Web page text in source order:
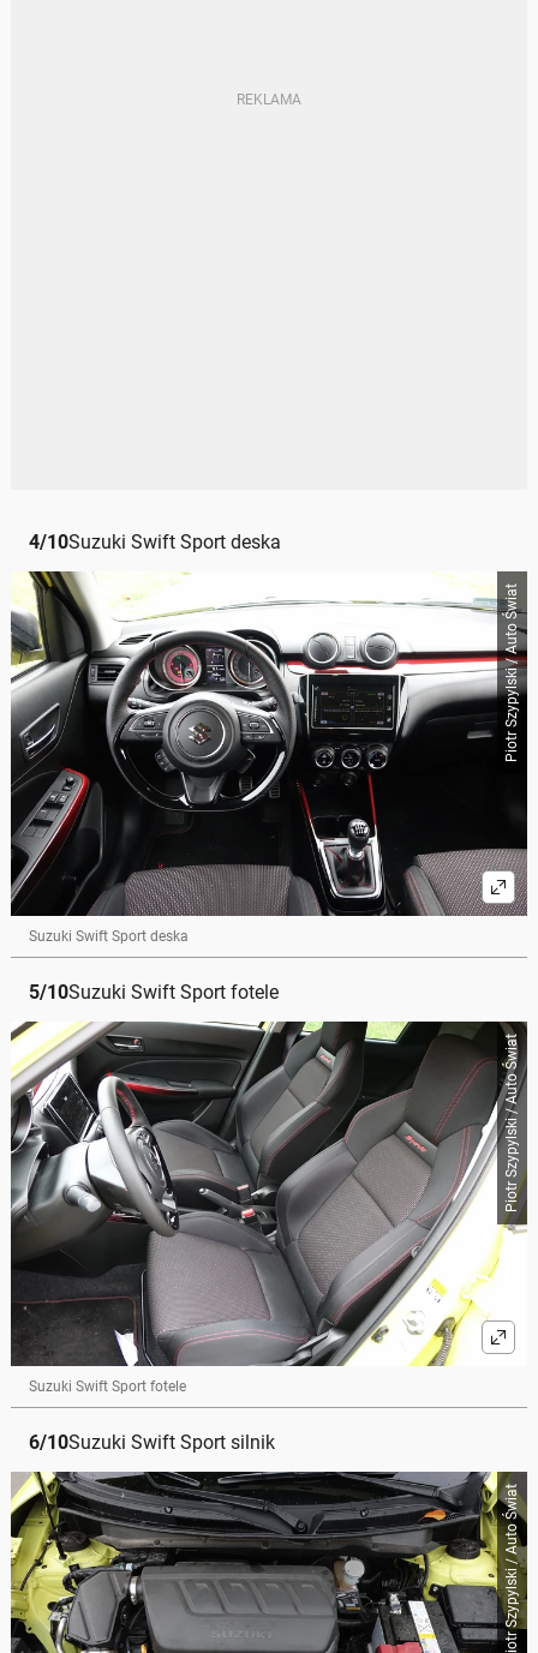
4/10Suzuki Swift Sport deska
Piotr Szypylski / Auto Świat
Suzuki Swift Sport deska
5/10Suzuki Swift Sport fotele
Piotr Szypylski / Auto Świat
Suzuki Swift Sport fotele
6/10Suzuki Swift Sport silnik
Piotr Szypylski / Auto Świat